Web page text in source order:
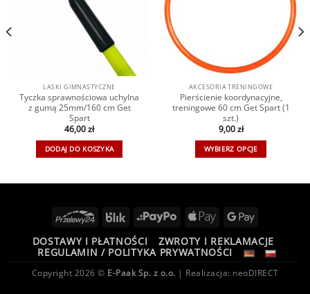
LASKI GIMNASTYCZNE
Tyczka sprawnościowa uchylna
z gumą 25mm/160 cm Get
Spart
46,00zł
DODAJ DO KOSZYKA
AKCESORIA TRENINGOWE
Pierścienie koordynacyjne,
treningowe 60 cm Get Spart (1
szt.)
9,00zł
WYBIERZ OPCJE
DOSTAWY I PŁATNOŚCI
ZWROTY I REKLAMACJE
REGULAMIN / POLITYKA PRYWATNOŚCI
Copyright 2026 © E-Paak Sp. z o.o. | Realizacja: neoDIRECT